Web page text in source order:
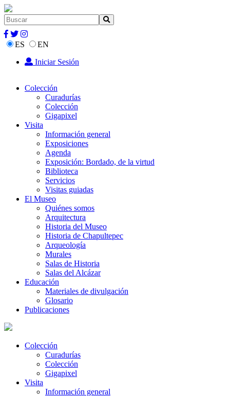
ES
EN
Iniciar Sesión
Colección
Curadurías
Colección
Gigapixel
Visita
Información general
Exposiciones
Agenda
Exposición: Bordado, de la virtud
Biblioteca
Servicios
Visitas guiadas
El Museo
Quiénes somos
Arquitectura
Historia del Museo
Historia de Chapultepec
Arqueología
Murales
Salas de Historia
Salas del Alcázar
Educación
Materiales de divulgación
Glosario
Publicaciones
Colección
Curadurías
Colección
Gigapixel
Visita
Información general